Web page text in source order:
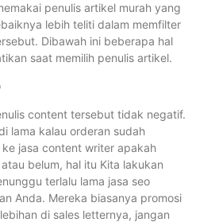
penulis artikel murah yang
lebih teliti dalam memfilter
Dibawah ini beberapa hal
saat memilih penulis artikel.
content tersebut tidak negatif.
lama kalau orderan sudah
jasa content writer apakah
belum, hal itu Kita lakukan
terlalu lama jasa seo
Anda. Mereka biasanya promosi
di sales letternya, jangan